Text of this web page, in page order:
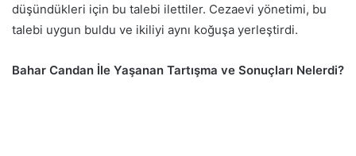
düşündükleri için bu talebi ilettiler. Cezaevi yönetimi, bu
talebi uygun buldu ve ikiliyi aynı koğuşa yerleştirdi.
Bahar Candan İle Yaşanan Tartışma ve Sonuçları Nelerdi?